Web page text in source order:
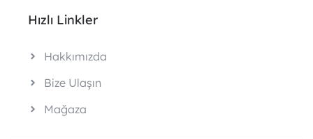
Hızlı Linkler
Hakkımızda
Bize Ulaşın
Mağaza